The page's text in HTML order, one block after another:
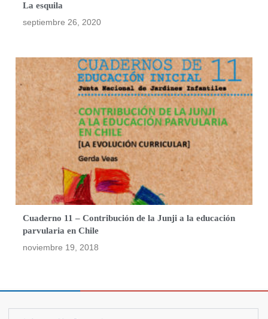
La esquila
septiembre 26, 2020
Cuaderno 11 – Contribución de la Junji a la educación
parvularia en Chile
noviembre 19, 2018